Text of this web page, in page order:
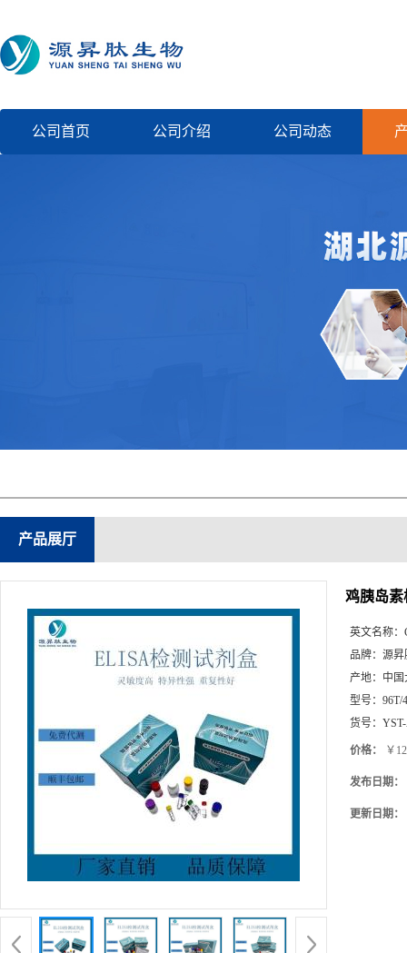
公司首页 公司介绍 公司动态
产品展厅
鸡胰岛素
英文名称：
品牌： 源昇
产地： 中国
型号： 96T/
货号：
价格： ￥
发布日期：
更新日期：